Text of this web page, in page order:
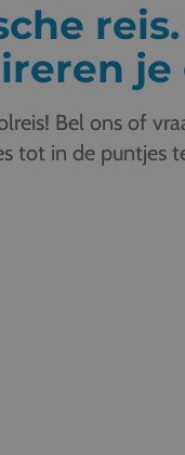
reis.
je
Bel ons of
tot in de puntjes